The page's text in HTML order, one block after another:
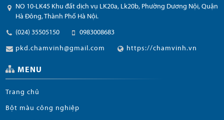
NO 10-LK45 Khu đất dịch vụ LK20a, Lk20b, Phường Dương Nội, Quận
Hà Đông, Thành Phố Hà Nội.
(024) 35505150 0983008683
pkd.chamvinh@gmail.com https://chamvinh.vn
MENU
Trang chủ
Bột màu công nghiệp